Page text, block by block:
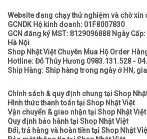
Website đang chạy thử nghiệm và chờ xin
GCNDK Hộ kinh doanh: 01F8007830
GCN đăng ký MST: 8129096888 Ngày
Hà Nội
Shop Nhật Việt Chuyên Mua Hộ Order
Hotline: Đỗ Thúy Hương 0983.131.528 -
Ship Hàng: Ship hàng trong ngày ở HN,
Chính sách & quy định chung tại Shop
Hình thức thanh toán tại Shop Nhật Việt
Vận chuyển & giao nhận tại Shop Nhật Việt
Quy định bảo hành tại Shop Nhật Việt
Đổi, trả hàng và hoàn tiền tại Shop Nhật